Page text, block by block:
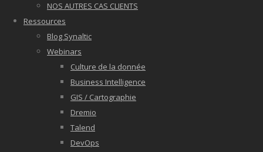
NOS AUTRES CAS CLIENTS
Ressources
Blog Synaltic
Webinars
Culture de la donnée
Business Intelligence
GIS / Cartographie
Dremio
Talend
DevOps